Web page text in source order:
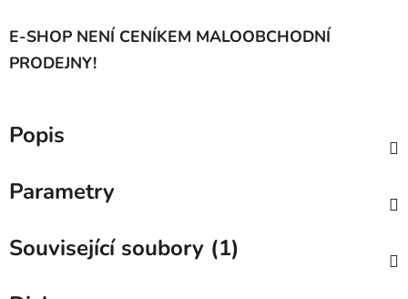
E-SHOP NENÍ CENÍKEM MALOOBCHODNÍ
PRODEJNY!
Popis
Parametry
Související soubory (1)